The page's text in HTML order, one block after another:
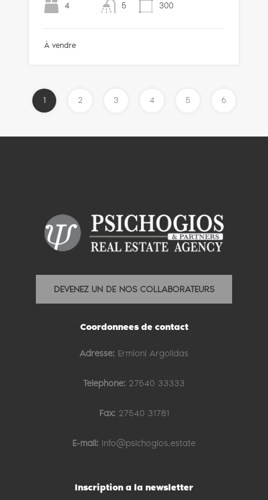
4 5 300
À vendre
1 2 3 4 5 6
DEVENEZ UN DE NOS COLLABORATEURS
Coordonnees de contact
Adresse: Ermioni Argolidas
Telephone: 27540 33333
Fax: 27540 31781
E-mail: info@psichogios.estate
Inscription a la newsletter